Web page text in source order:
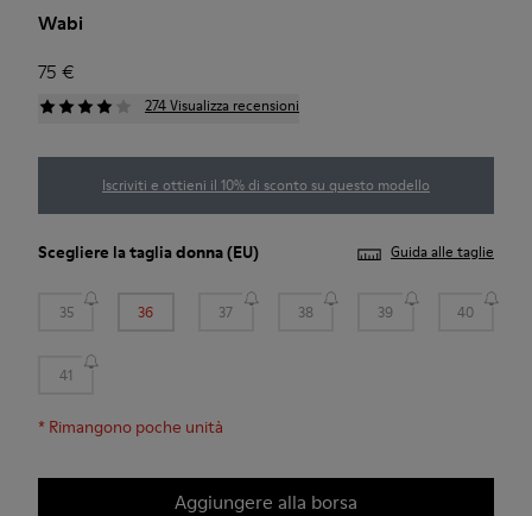
Wabi
75 €
274 Visualizza recensioni
Iscriviti e ottieni il 10% di sconto su questo modello
Scegliere la tagliadonna(EU) Guida alle taglie
35 36 37 38 39 40
41
* Rimangono poche unità
Aggiungere alla borsa